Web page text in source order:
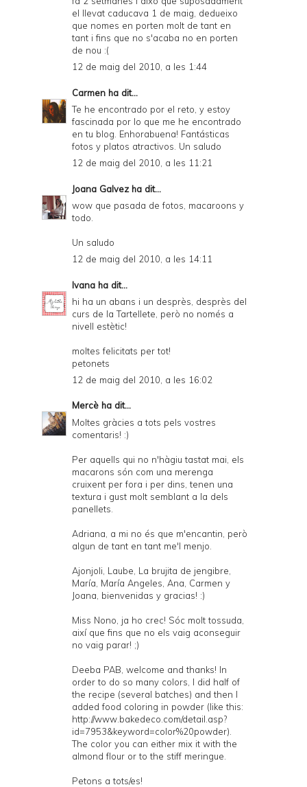
el llevat caducava 1 de maig, dedueixo
que nomes en porten molt de tant en
tant i fins que no s'acaba no en porten
de nou :(
12 de maig del 2010, a les 1:44
Carmen ha dit...
Te he encontrado por el reto, y estoy
fascinada por lo que me he encontrado
en tu blog. Enhorabuena! Fantásticas
fotos y platos atractivos. Un saludo
12 de maig del 2010, a les 11:21
Joana Galvez ha dit...
wow que pasada de fotos, macaroons y
todo.
Un saludo
12 de maig del 2010, a les 14:11
Ivana ha dit...
hi ha un abans i un desprès, desprès del
curs de la Tartellete, però no només a
nivell estètic!
moltes felicitats per tot!
petonets
12 de maig del 2010, a les 16:02
Mercè ha dit...
Moltes gràcies a tots pels vostres
comentaris! :)
Per aquells qui no n'hàgiu tastat mai, els
macarons són com una merenga
cruixent per fora i per dins, tenen una
textura i gust molt semblant a la dels
panellets.
Adriana, a mi no és que m'encantin, però
algun de tant en tant me'l menjo.
Ajonjoli, Laube, La brujita de jengibre,
María, María Angeles, Ana, Carmen y
Joana, bienvenidas y gracias! :)
Miss Nono, ja ho crec! Sóc molt tossuda,
així que fins que no els vaig aconseguir
no vaig parar! ;)
Deeba PAB, welcome and thanks! In
order to do so many colors, I did half of
the recipe (several batches) and then I
added food coloring in powder (like this:
http://www.bakedeco.com/detail.asp?
id=7953&keyword=color%20powder).
The color you can either mix it with the
almond flour or to the stiff meringue.
Petons a tots/es!